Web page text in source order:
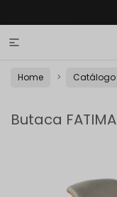

Home Catálogo
Butaca